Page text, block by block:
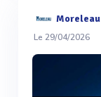
Moreleau
Le 29/04/2026